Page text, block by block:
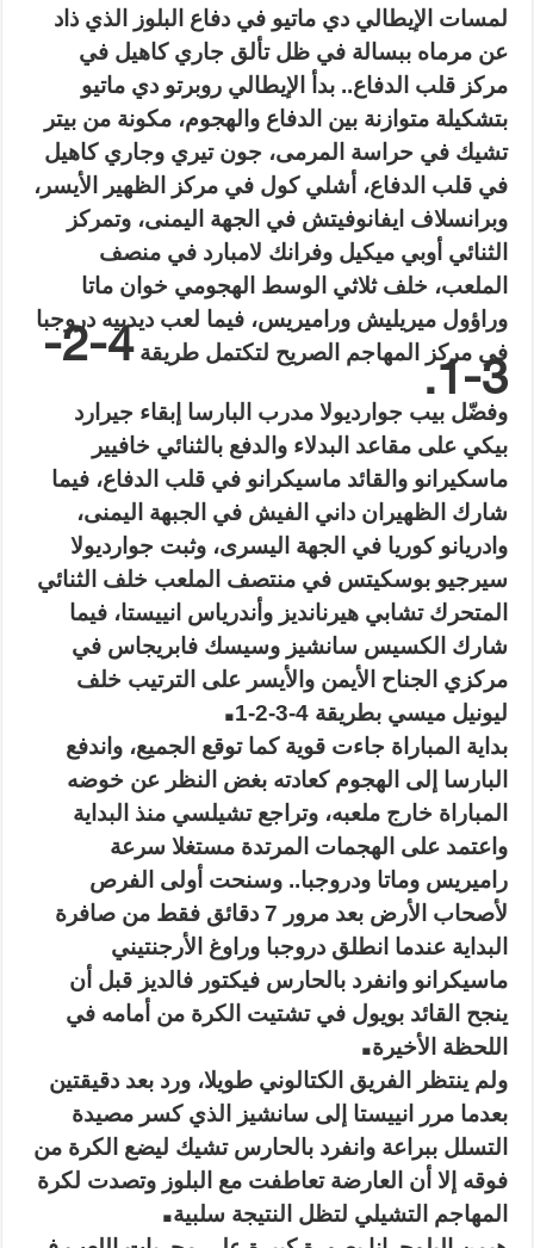
لمسات الإيطالي دي ماتيو في دفاع البلوز الذي ذاد
عن مرماه ببسالة في ظل تألق جاري كاهيل في
مركز قلب الدفاع.. بدأ الإيطالي روبرتو دي ماتيو
بتشكيلة متوازنة بين الدفاع والهجوم، مكونة من بيتر
تشيك في حراسة المرمى، جون تيري وجاري كاهيل
في قلب الدفاع، أشلي كول في مركز الظهير الأيسر،
وبرانسلاف ايفانوفيتش في الجهة اليمنى، وتمركز
الثنائي أوبي ميكيل وفرانك لامبارد في منصف
الملعب، خلف ثلاثي الوسط الهجومي خوان ماتا
وراؤول ميريليش وراميريس، فيما لعب ديدييه دروجبا
في مركز المهاجم الصريح لتكتمل طريقة
4-2-
3-1.
وفضّل بيب جوارديولا مدرب البارسا إبقاء جيرارد
بيكي على مقاعد البدلاء والدفع بالثنائي خافيير
ماسكيرانو والقائد ماسيكرانو في قلب الدفاع، فيما
شارك الظهيران داني الفيش في الجبهة اليمنى،
وادريانو كوريا في الجهة اليسرى، وثبت جوارديولا
سيرجيو بوسكيتس في منتصف الملعب خلف الثنائي
المتحرك تشابي هيرنانديز وأندرياس انييستا، فيما
شارك الكسيس سانشيز وسيسك فابريجاس في
مركزي الجناح الأيمن والأيسر على الترتيب خلف
ليونيل ميسي بطريقة 4-3-2-1
.
بداية المباراة جاءت قوية كما توقع الجميع، واندفع
البارسا إلى الهجوم كعادته بغض النظر عن خوضه
المباراة خارج ملعبه، وتراجع تشيلسي منذ البداية
واعتمد على الهجمات المرتدة مستغلا سرعة
راميريس وماتا ودروجبا.. وسنحت أولى الفرص
لأصحاب الأرض بعد مرور 7 دقائق فقط من صافرة
البداية عندما انطلق دروجبا وراوغ الأرجنتيني
ماسيكرانو وانفرد بالحارس فيكتور فالديز قبل أن
ينجح القائد بويول في تشتيت الكرة من أمامه في
اللحظة الأخيرة.
ولم ينتظر الفريق الكتالوني طويلا، ورد بعد دقيقتين
بعدما مرر انييستا إلى سانشيز الذي كسر مصيدة
التسلل ببراعة وانفرد بالحارس تشيك ليضع الكرة من
فوقه إلا أن العارضة تعاطفت مع البلوز وتصدت لكرة
المهاجم التشيلي لتظل النتيجة سلبية.